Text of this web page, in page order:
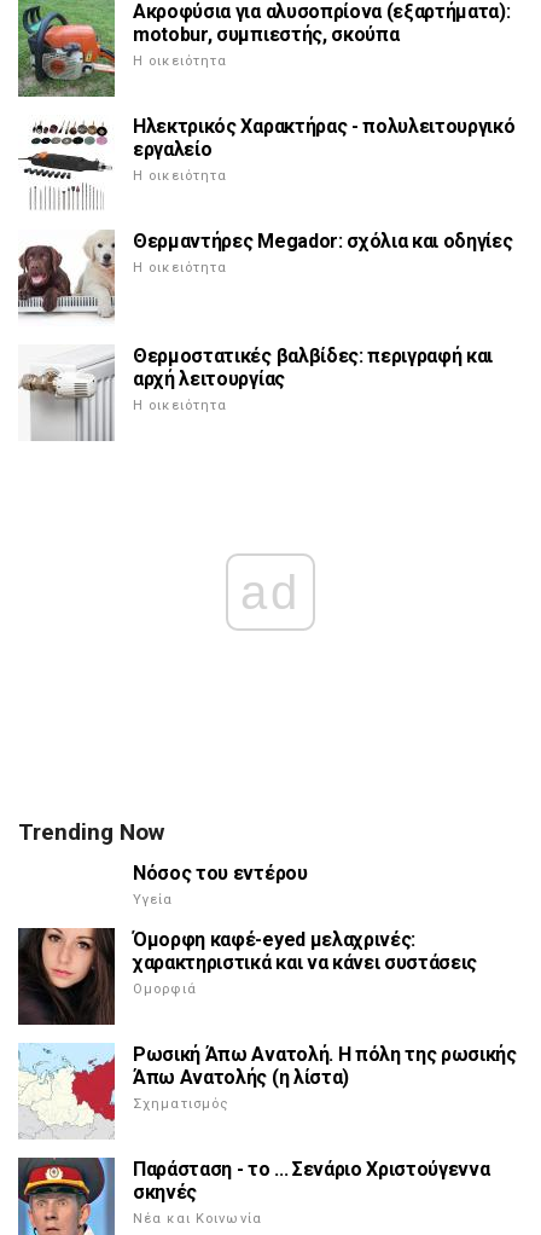
Ακροφύσια για αλυσοπρίονα (εξαρτήματα):
motobur, συμπιεστής, σκούπα
Η οικειότητα
Ηλεκτρικός Χαρακτήρας - πολυλειτουργικό
εργαλείο
Η οικειότητα
Θερμαντήρες Megador: σχόλια και οδηγίες
Η οικειότητα
Θερμοστατικές βαλβίδες: περιγραφή και
αρχή λειτουργίας
Η οικειότητα
ad
Trending Now
Νόσος του εντέρου
Υγεία
Όμορφη καφέ-eyed μελαχρινές:
χαρακτηριστικά και να κάνει συστάσεις
Ομορφιά
Ρωσική Άπω Ανατολή. Η πόλη της ρωσικής
Άπω Ανατολής (η λίστα)
Σχηματισμός
Παράσταση - το ... Σενάριο Χριστούγεννα
σκηνές
Νέα και Κοινωνία